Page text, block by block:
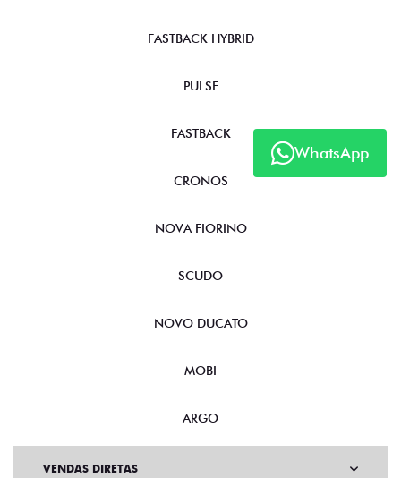
WhatsApp
FASTBACK HYBRID
PULSE
FASTBACK
CRONOS
NOVA FIORINO
SCUDO
NOVO DUCATO
MOBI
ARGO
VENDAS DIRETAS